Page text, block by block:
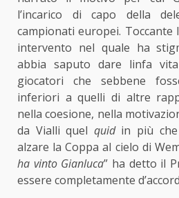
l’incarico di capo della
campionati europei. Toccante
intervento nel quale ha
abbia saputo dare linfa
giocatori che sebbene
inferiori a quelli di altre
nella coesione, nella
da Vialli quel quidin più che
alzare la Coppa al cielo di
ha vinto Gianluca” ha detto il
essere completamente